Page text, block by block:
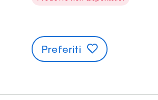
Preferiti